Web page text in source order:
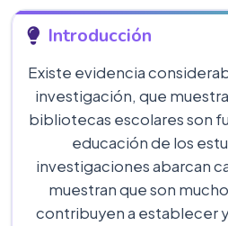
Introducción
Existe evidencia
investigación, que
bibliotecas escolares son
educación de los
investigaciones abarcan
muestran que son
contribuyen a establecer